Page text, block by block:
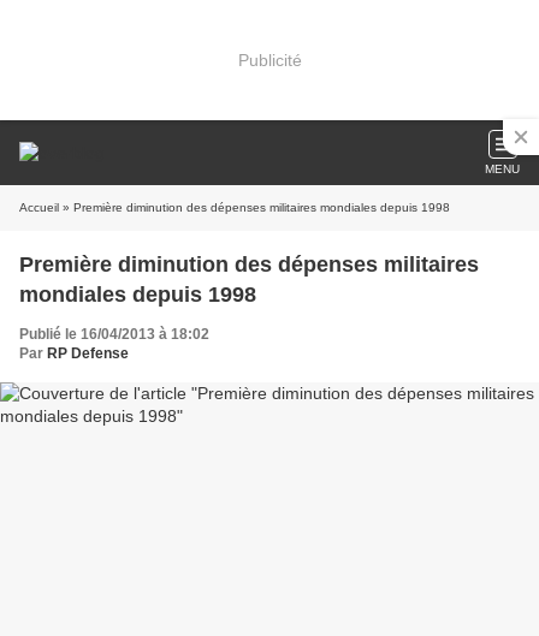
Publicité
MENU
Accueil » Première diminution des dépenses militaires mondiales depuis 1998
Première diminution des dépenses militaires
mondiales depuis 1998
Publié le 16/04/2013 à 18:02
Par RP Defense